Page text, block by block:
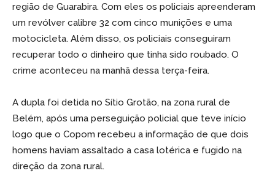
região de Guarabira. Com eles os policiais apreenderam
um revólver calibre 32 com cinco munições e uma
motocicleta. Além disso, os policiais conseguiram
recuperar todo o dinheiro que tinha sido roubado. O
crime aconteceu na manhã dessa terça-feira.
A dupla foi detida no Sítio Grotão, na zona rural de
Belém, após uma perseguição policial que teve início
logo que o Copom recebeu a informação de que dois
homens haviam assaltado a casa lotérica e fugido na
direção da zona rural.